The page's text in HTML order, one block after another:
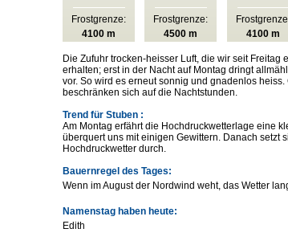
Frostgrenze:
4100 m
Frostgrenze:
4500 m
4100 m
Die Zufuhr trocken-heisser Luft, die wir seit Freitag
erhalten; erst in der Nacht auf Montag dringt
vor. So wird es erneut sonnig und gnadenlos
beschränken sich auf die Nachtstunden.
Trend für Stuben :
Am Montag erfährt die Hochdruckwetterlage eine
überquert uns mit einigen Gewittern. Danach setzt
Hochdruckwetter durch.
Bauernregel des Tages:
Wenn im August der Nordwind weht, das Wetter
Namenstag haben heute:
Edith